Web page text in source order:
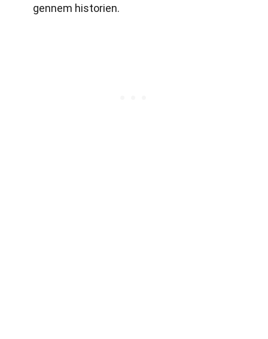
gennem historien.